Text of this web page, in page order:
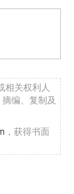
相关权利人
编、复制及
，获得书面